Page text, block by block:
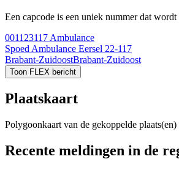
Een capcode is een uniek nummer dat
001123117 Ambulance
Spoed Ambulance Eersel 22-117
Brabant-ZuidoostBrabant-Zuidoost
Toon FLEX bericht
Plaatskaart
Polygoonkaart van de gekoppelde
Recente meldingen in de